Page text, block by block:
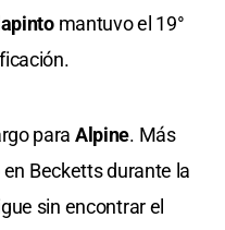
mantuvo el 19°
para Alpine. Más
en Becketts durante la
sin encontrar el